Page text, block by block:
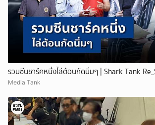
รวมซีนชาร์คหนึ่งไล่ต้อนกัดนิ่มๆ | Shark Tank
Media Tank